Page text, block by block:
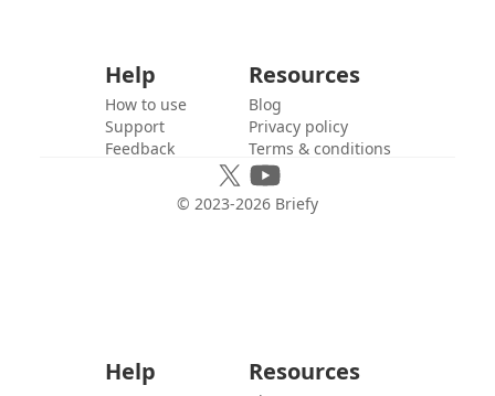
Help
How to use
Support
Feedback
Resources
Blog
Privacy policy
Terms & conditions
© 2023-2026 Briefy
Help Resources